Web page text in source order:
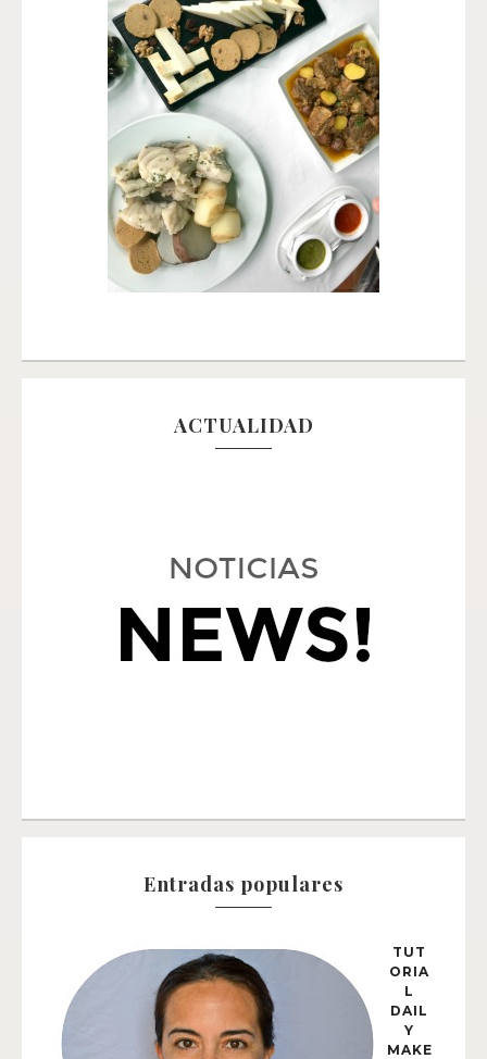
ACTUALIDAD
Entradas populares
TUT
ORIA
L
DAIL
Y
MAKE